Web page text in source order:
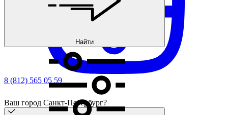
8 (812) 565 05 59
Ваш город Санкт-Петербург?
Найти